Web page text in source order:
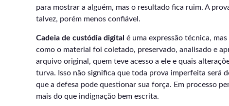
para mostrar a alguém, mas o resultado fica ruim. A
talvez, porém menos confiável.
Cadeia de custódia digital é uma expressão técnica,
como o material foi coletado, preservado, analisado e
arquivo original, quem teve acesso a ele e quais
turva. Isso não significa que toda prova imperfeita será
que a defesa pode questionar sua força. Em processo
mais do que indignação bem escrita.